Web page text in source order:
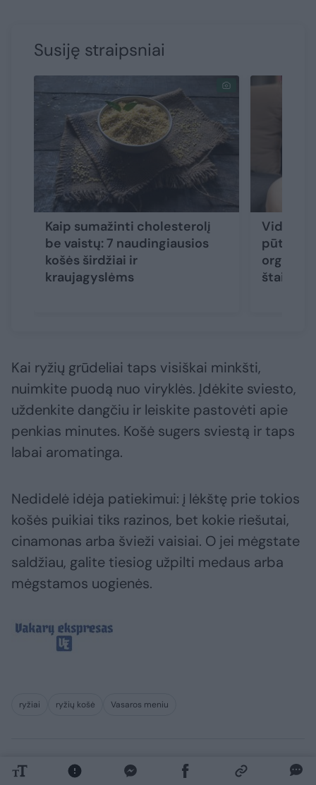
Susiję straipsniai
Kaip sumažinti cholesterolį
be vaistų: 7 naudingiausios
košės širdžiai ir
kraujagyslėms
Vidurių
štai, ko
Kai ryžių grūdeliai taps visiškai minkšti,
nuimkite puodą nuo viryklės. Įdėkite sviesto,
uždenkite dangčiu ir leiskite pastovėti apie
penkias minutes. Košė sugers sviestą ir taps
labai aromatinga.
Nedidelė idėja patiekimui: į lėkštę prie tokios
košės puikiai tiks razinos, bet kokie riešutai,
cinamonas arba švieži vaisiai. O jei mėgstate
saldžiau, galite tiesiog užpilti medaus arba
mėgstamos uogienės.
ryžiai ryžių košė Vasaros meniu
Komentuoti po šiuo straipsniu